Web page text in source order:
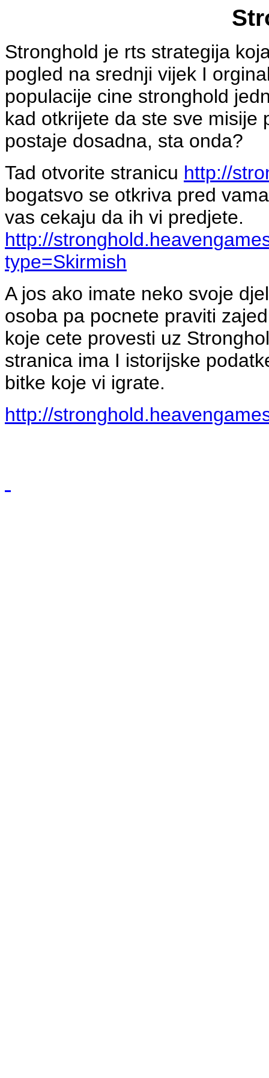
Stronghold je rts strategija
pogled na srednji vijek I
populacije cine stronghold
kad otkrijete da ste sve misije
postaje dosadna, sta onda?
Tad otvorite stranicu http://
bogatsvo se otkriva pred
vas cekaju da ih vi predjete.
http://
type=Skirmish
A jos ako imate neko svoje
osoba pa pocnete praviti
koje cete provesti uz
stranica ima I istorijske
bitke koje vi igrate.
http://